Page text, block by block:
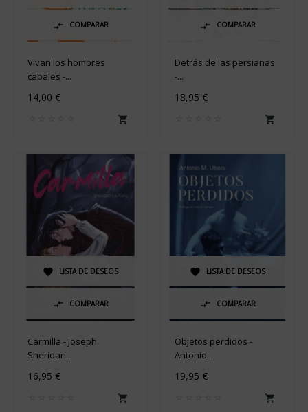
 COMPARAR
Vivan los hombres
cabales -...
14,00 €

 COMPARAR
Detrás de las persianas
-...
18,95 €

 LISTA DE DESEOS
 COMPARAR
Carmilla - Joseph
Sheridan...
16,95 €

 LISTA DE DESEOS
 COMPARAR
Objetos perdidos -
Antonio...
19,95 €
